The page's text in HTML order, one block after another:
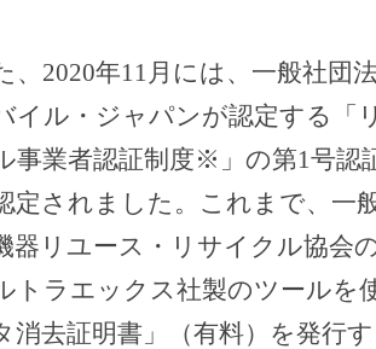
、2020年11月には、一般社団
イル・ジャパンが認定する「
事業者認証制度※」の第1号認
定されました。これまで、一
器リユース・リサイクル協会
トラエックス社製のツールを
消去証明書」（有料）を発行